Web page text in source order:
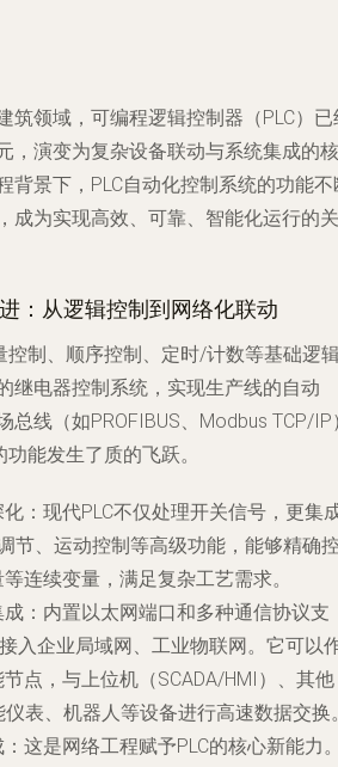
筑领域，可编程逻辑控制器（PLC）已
，演变为复杂设备联动与系统集成的核
背景下，PLC自动化控制系统的功能不
成为实现高效、可靠、智能化运行的关
：从逻辑控制到网络化联动
控制、顺序控制、定时/计数等基础逻
继电器控制系统，实现生产线的自动
总线（如PROFIBUS、Modbus TCP/IP
能发生了质的飞跃。
化 ：现代PLC不仅处理开关信号，更集
节、运动控制等高级功能，能够精确
连续变量，满足复杂工艺需求。
成 ：内置以太网端口和多种通信协议支
入企业局域网、工业物联网。它可以
点，与上位机（SCADA/HMI）、其他
仪表、机器人等设备进行高速数据交换
：这是网络工程赋予PLC的核心新能力